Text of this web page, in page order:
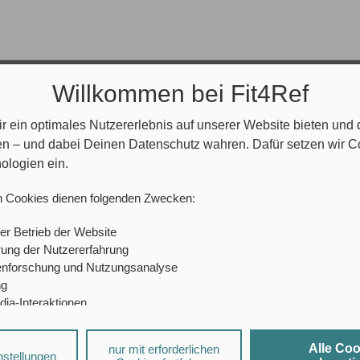
Willkommen bei Fit4Ref
ein optimales Nutzererlebnis auf unserer Website bieten und
– und dabei Deinen Datenschutz wahren. Dafür setzen wir
ein.
Cookies dienen folgenden Zwecken:
Betrieb der Website
der Nutzererfahrung
und Nutzungsanalyse
Interaktionen
Diensten und personalisierter Werbung können durch den jeweiligen
Alle
nur mit erforderlichen
Sichere dir noch heute deine
Karte in der Fit4Ref-
- mehr als
150.000 Benefits
bis zumEnde deines Referendariats